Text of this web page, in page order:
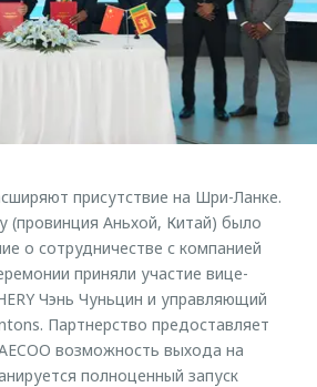
присутствие на Шри-Ланке.
(провинция Аньхой, Китай) было
о сотрудничестве с компанией
приняли участие вице-
Чэнь Чуньцин и управляющий
Партнерство предоставляет
возможность выхода на
полноценный запуск